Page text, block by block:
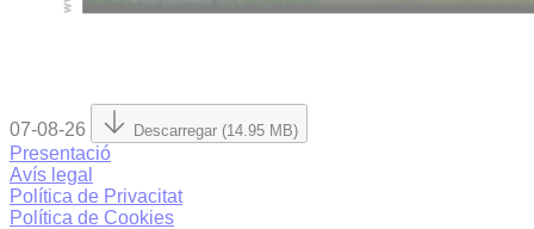
07-08-26 Descarregar (14.95 MB)
Presentació
Avís legal
Política de Privacitat
Política de Cookies